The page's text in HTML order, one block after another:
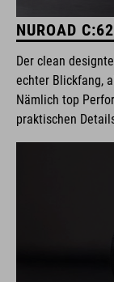
NUROAD C:62
Der clean
echter Blickfang,
Nämlich top
praktischen